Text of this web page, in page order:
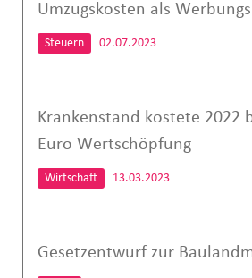
Umzugskosten als
Steuern 02.07.2023
Krankenstand kostete 2022
Euro Wertschöpfung
Wirtschaft 13.03.2023
Gesetzentwurf zur